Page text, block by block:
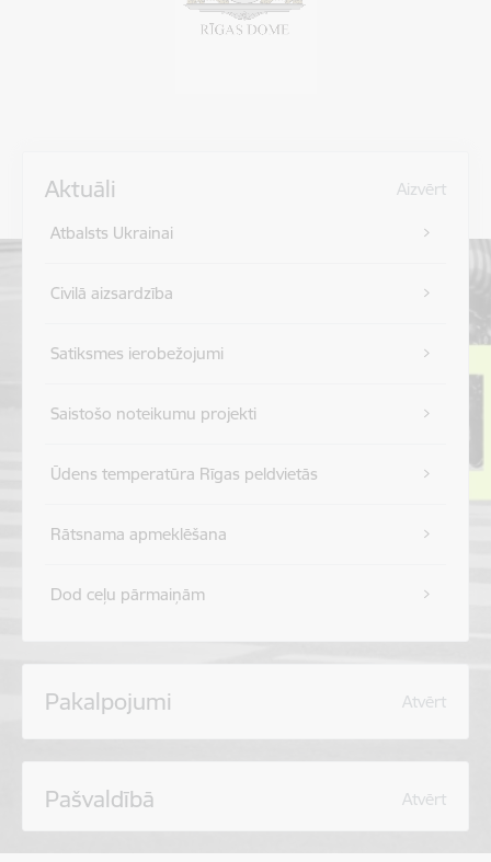
Aktuāli Aizvērt
Atbalsts Ukrainai
Civilā aizsardzība
Satiksmes ierobežojumi
Saistošo noteikumu projekti
Ūdens temperatūra Rīgas peldvietās
Rātsnama apmeklēšana
Dod ceļu pārmaiņām
Pakalpojumi Atvērt
Pašvaldībā Atvērt